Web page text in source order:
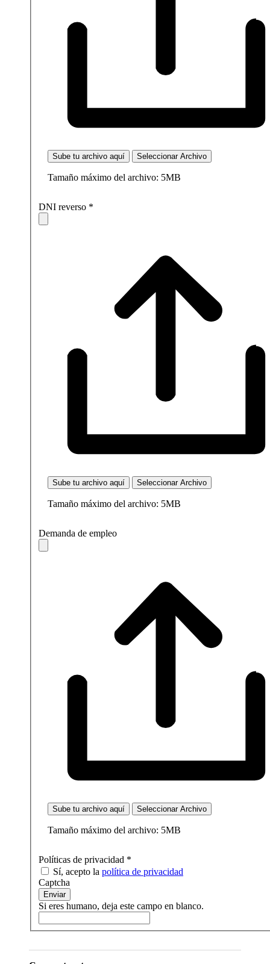
Sube tu archivo aquí Seleccionar Archivo
Tamaño máximo del archivo: 5MB
DNI reverso *
Sube tu archivo aquí Seleccionar Archivo
Tamaño máximo del archivo: 5MB
Demanda de empleo
Sube tu archivo aquí Seleccionar Archivo
Tamaño máximo del archivo: 5MB
Políticas de privacidad *
Sí, acepto la política de privacidad
Captcha
Enviar
Si eres humano, deja este campo en blanco.